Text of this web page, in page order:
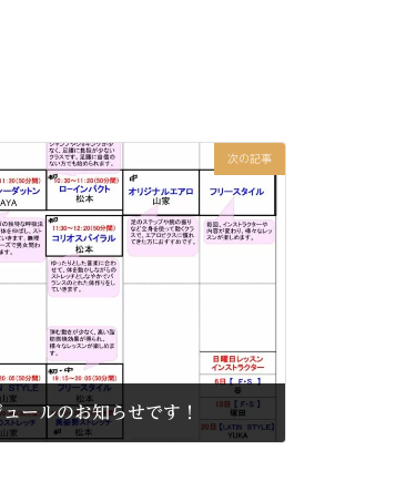
次の記事
ールのお知らせです！